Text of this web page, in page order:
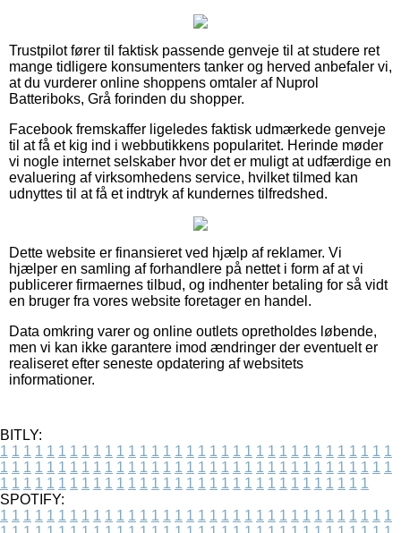
Trustpilot fører til faktisk passende genveje til at studere ret
mange tidligere konsumenters tanker og herved anbefaler vi,
at du vurderer online shoppens omtaler af Nuprol
Batteriboks, Grå forinden du shopper.
Facebook fremskaffer ligeledes faktisk udmærkede genveje
til at få et kig ind i webbutikkens popularitet. Herinde møder
vi nogle internet selskaber hvor det er muligt at udfærdige en
evaluering af virksomhedens service, hvilket tilmed kan
udnyttes til at få et indtryk af kundernes tilfredshed.
Dette website er finansieret ved hjælp af reklamer. Vi
hjælper en samling af forhandlere på nettet i form af at vi
publicerer firmaernes tilbud, og indhenter betaling for så vidt
en bruger fra vores website foretager en handel.
Data omkring varer og online outlets opretholdes løbende,
men vi kan ikke garantere imod ændringer der eventuelt er
realiseret efter seneste opdatering af websitets
informationer.
BITLY:
1 1 1 1 1 1 1 1 1 1 1 1 1 1 1 1 1 1 1 1 1 1 1 1 1 1 1 1 1 1 1 1 1 1
1 1 1 1 1 1 1 1 1 1 1 1 1 1 1 1 1 1 1 1 1 1 1 1 1 1 1 1 1 1 1 1 1 1
1 1 1 1 1 1 1 1 1 1 1 1 1 1 1 1 1 1 1 1 1 1 1 1 1 1 1 1 1 1 1 1
SPOTIFY:
1 1 1 1 1 1 1 1 1 1 1 1 1 1 1 1 1 1 1 1 1 1 1 1 1 1 1 1 1 1 1 1 1 1